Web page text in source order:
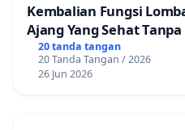
Kembalian Fungsi
Ajang Yang Sehat
20 tanda tangan
20 Tanda Tangan / 2026
26 Jun 2026